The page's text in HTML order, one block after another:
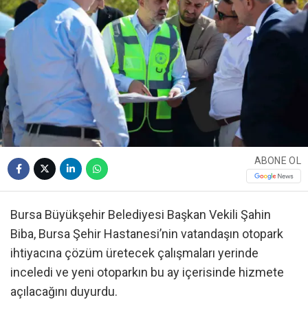
ABONE OL
Bursa Büyükşehir Belediyesi Başkan Vekili Şahin
Biba, Bursa Şehir Hastanesi’nin vatandaşın otopark
ihtiyacına çözüm üretecek çalışmaları yerinde
inceledi ve yeni otoparkın bu ay içerisinde hizmete
açılacağını duyurdu.